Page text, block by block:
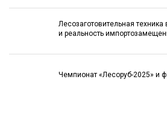
Лесозаготовительная
и реальность
Чемпионат «Лесоруб-2025» и